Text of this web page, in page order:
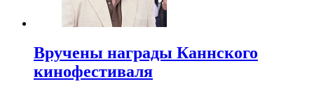
Вручены награды Каннского
кинофестиваля